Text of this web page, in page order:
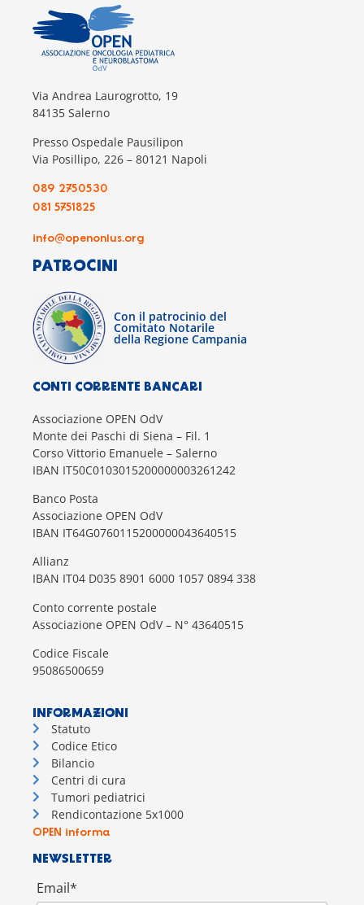
Via Andrea Laurogrotto, 19
84135 Salerno
Presso Ospedale Pausilipon
Via Posillipo, 226 – 80121 Napoli
089 2750530
081 5751825
info@openonlus.org
PATROCINI
Con il patrocinio del
Comitato Notarile
della Regione Campania
CONTI CORRENTE BANCARI
Associazione OPEN OdV
Monte dei Paschi di Siena – Fil. 1
Corso Vittorio Emanuele – Salerno
IBAN IT50C0103015200000003261242
Banco Posta
Associazione OPEN OdV
IBAN IT64G0760115200000043640515
Allianz
IBAN IT04 D035 8901 6000 1057 0894 338
Conto corrente postale
Associazione OPEN OdV – N° 43640515
Codice Fiscale
95086500659
INFORMAZIONI
Statuto
Codice Etico
Bilancio
Centri di cura
Tumori pediatrici
Rendicontazione 5x1000
OPEN informa
NEWSLETTER
Email*